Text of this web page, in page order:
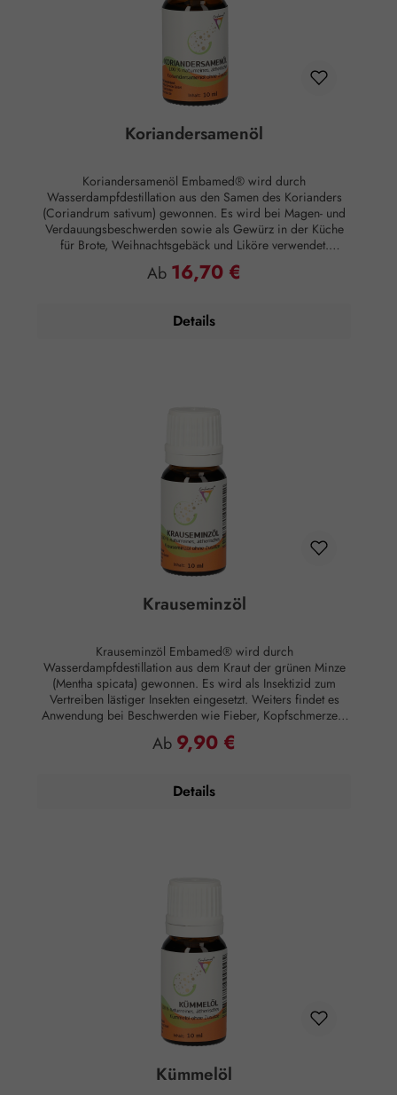
Koriandersamenöl
Koriandersamenöl Embamed® wird durch
Wasserdampfdestillation aus den Samen des Korianders
(Coriandrum sativum) gewonnen. Es wird bei Magen- und
Verdauungsbeschwerden sowie als Gewürz in der Küche
für Brote, Weihnachtsgebäck und Liköre verwendet.
Duftnote: Kopf-Herz-Note Duftprofil: Exotisch, süß, würzig
Duftwirkung: Entspannend Hautwirkung:
Anwendungsempfehlung: Maximal 5 Tropfen auf 50 ml
Regulärer Preis:
Ab 16,70 €
Details
Krauseminzöl
Krauseminzöl Embamed® wird durch
Wasserdampfdestillation aus dem Kraut der grünen Minze
(Mentha spicata) gewonnen. Es wird als Insektizid zum
Vertreiben lästiger Insekten eingesetzt. Weiters findet es
Anwendung bei Beschwerden wie Fieber, Kopfschmerzen,
Verdauungsstörungen und Nervosität. Duftnote: Kopfnote
Duftprofil: Frisch, minzig Duftwirkung: Adstringierend,
15 Tropfen auf 50 ml Mandelöl Zusammensetzung: 100 %
Regulärer Preis:
Ab 9,90 €
Details
Kümmelöl